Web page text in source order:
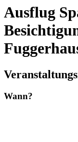
Ausflug
Wann?